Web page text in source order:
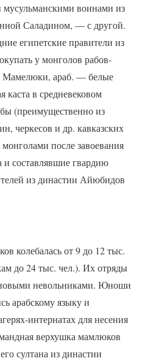
воинами из
Саладином, — с другой.
египетские правители из
у монголов рабов-
араб. — белые
в средневековом
(преимущественно из
черкесов и др. кавказских
после завоевания
составлявшие гвардию
из династии Айюбидов
колебалась от 9 до 12 тыс.
до 24 тыс. чел.). Их отряды
невольниками. Юноши
арабскому языку и
интернатах для несения
верхушка мамлюков
султана из династии